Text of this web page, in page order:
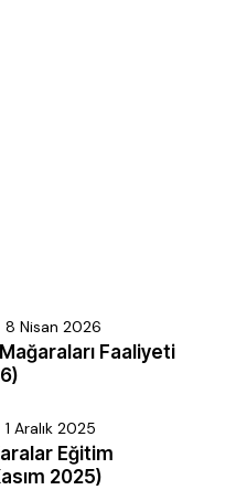
8 Nisan 2026
Faaliyeti
1 Aralık 2025
Eğitim
2025)